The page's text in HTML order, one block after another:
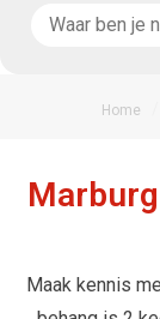
Home
Maak kennis